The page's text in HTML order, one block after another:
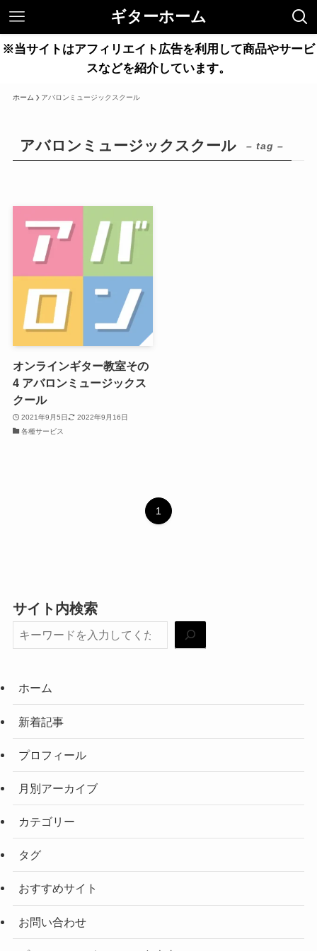
ギターホーム
※当サイトはアフィリエイト広告を利用して商品やサービ
スなどを紹介しています。
ホーム アバロンミュージックスクール
アバロンミュージックスクール – tag –
オンラインギター教室その
4 アバロンミュージックス
クール
2021年9月5日
2022年9月16日
各種サービス
1
サイト内検索
ホーム
新着記事
プロフィール
月別アーカイブ
カテゴリー
タグ
おすすめサイト
お問い合わせ